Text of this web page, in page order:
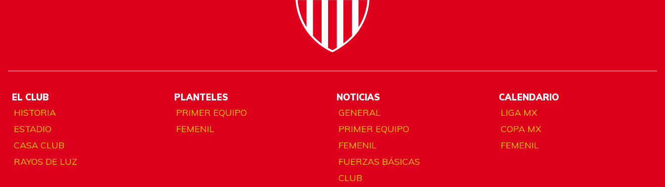
EL CLUB
HISTORIA
ESTADIO
CASA CLUB
RAYOS DE LUZ
PLANTELES
PRIMER EQUIPO
FEMENIL
NOTICIAS
GENERAL
PRIMER EQUIPO
FEMENIL
FUERZAS BÁSICAS
CLUB
CALENDARIO
LIGA MX
COPA MX
FEMENIL